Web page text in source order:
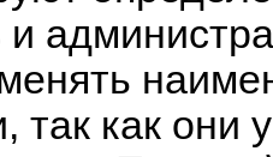
и
так как они